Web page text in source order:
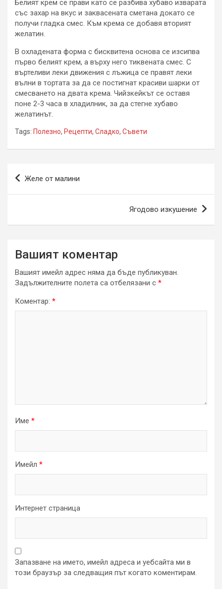
Белият крем се прави като се разбива хубаво изварата
със захар на вкус и заквасената сметана докато се
получи гладка смес. Към крема се добавя вторият
желатин.
В охладената форма с бисквитена основа се изсипва
първо белият крем, а върху него тиквената смес. С
въртеливи леки движения с лъжица се правят леки
вълни в тортата за да се постигнат красиви шарки от
смесването на двата крема. Чийзкейкът се оставя
поне 2-3 часа в хладилник, за да стегне хубаво
желатинът.
Tags: Полезно, Рецепти, Сладко, Съвети
Навигация
Желе от малини
Ягодово изкушение
Вашият коментар
Вашият имейл адрес няма да бъде публикуван.
Задължителните полета са отбелязани с *
Коментар: *
Име *
Имейл *
Интернет страница
Запазване на името, имейл адреса и уебсайта ми в
този браузър за следващия път когато коментирам.